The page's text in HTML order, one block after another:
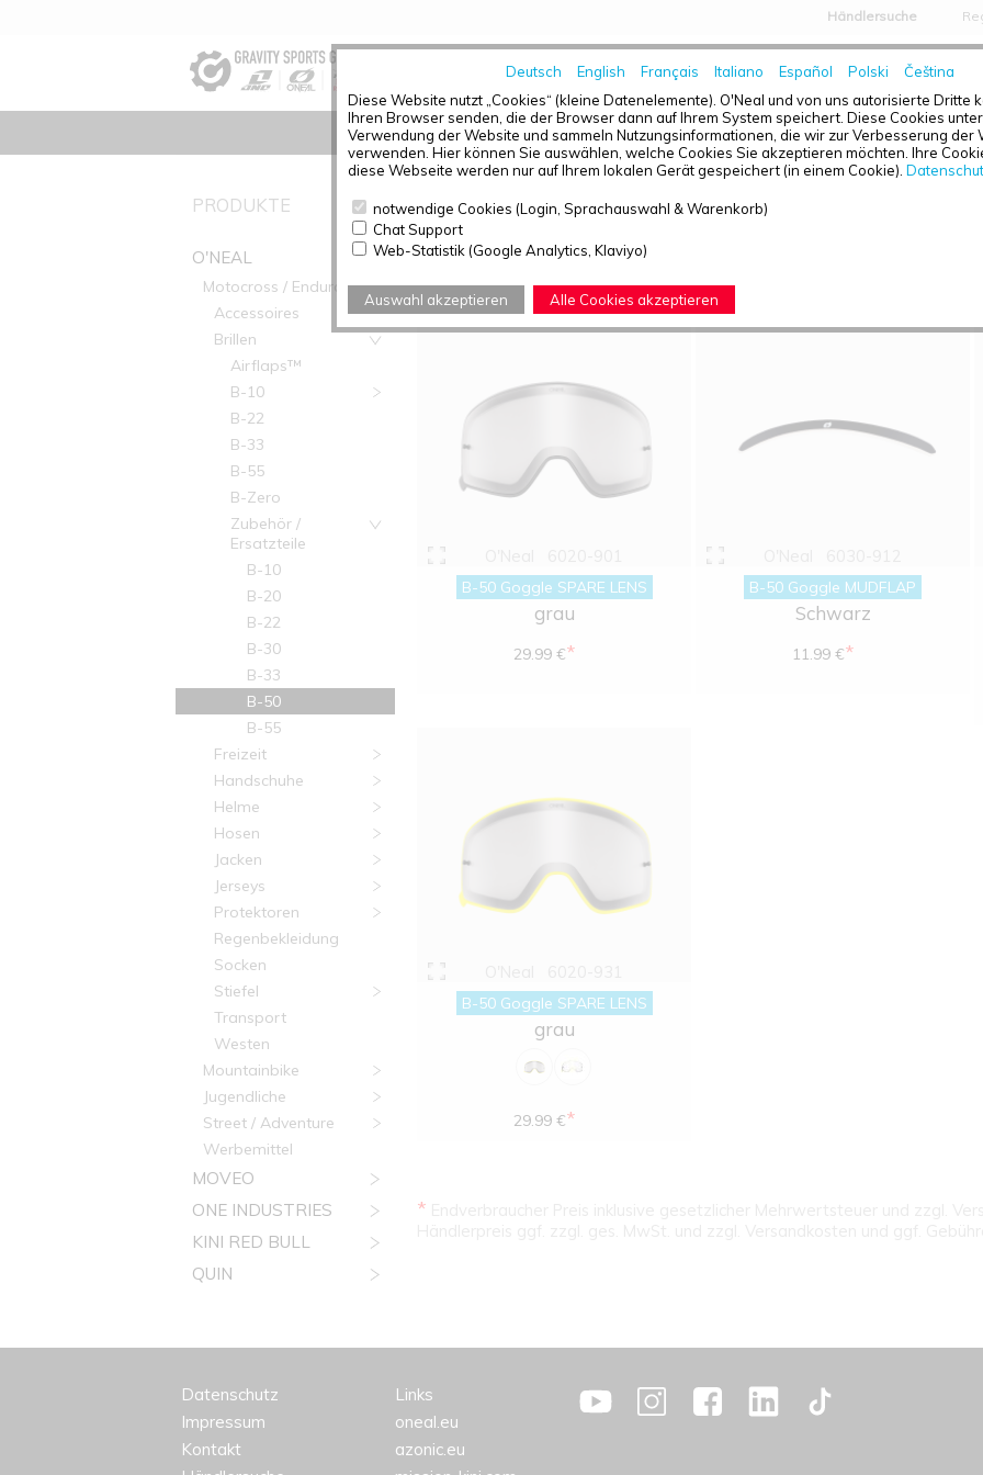
Deutsch English Français Italiano Español Polski
Čeština
Diese Website nutzt „Cookies“ (kleine Datenelemente). O'Neal und von uns autorisierte Dritte
Ihren Browser senden, die der Browser dann auf Ihrem System speichert. Diese Cookies
Verwendung der Website und sammeln Nutzungsinformationen, die wir zur Verbesserung der
verwenden. Hier können Sie auswählen, welche Cookies Sie akzeptieren möchten. Ihre
diese Webseite werden nur auf Ihrem lokalen Gerät gespeichert (in einem Cookie).
notwendige Cookies (Login, Sprachauswahl & Warenkorb)
Chat Support
Web-Statistik (Google Analytics, Klaviyo)
Auswahl akzeptieren Alle Cookies akzeptieren
Händlersuche
HOME NEWS
PRODUKTE
O'NEAL
Motocross / Enduro
Accessoires
Brillen
Airflaps™
B-10
B-22
B-33
B-55
B-Zero
Zubehör /
Ersatzteile
B-10
B-20
B-22
B-30
B-33
B-50
B-55
Freizeit
Handschuhe
Helme
Hosen
Jacken
Jerseys
Protektoren
Regenbekleidung
Socken
Stiefel
Transport
Westen
Mountainbike
Jugendliche
Street / Adventure
Werbemittel
MOVEO
ONE INDUSTRIES
KINI RED BULL
QUIN
PRODUKTÜBERSICHT - B-50
Artikel gefunden: 4
B-50 Goggle SPARE LENS
grau
29.99 €*
B-50 Goggle MUDFLAP
Schwarz
11.99 €*
B-50 Goggle SPARE LENS
grau
29.99 €*
*
Datenschutz
Impressum
Kontakt
Links
oneal.eu
azonic.eu